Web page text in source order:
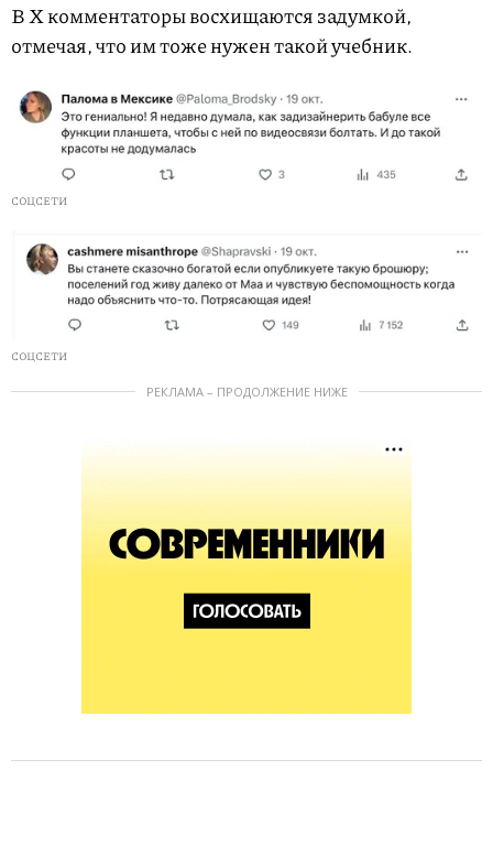
В X комментаторы восхищаются задумкой,
отмечая, что им тоже нужен такой учебник.
СОЦСЕТИ
СОЦСЕТИ
РЕКЛАМА – ПРОДОЛЖЕНИЕ НИЖЕ